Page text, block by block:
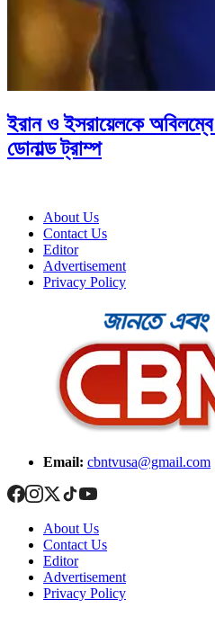
ইরান ও ইসরায়েলকে
ডোনাল্ড ট্রাম্প
About Us
Contact Us
Editor
Advertisement
Privacy Policy
Email: cbntvusa@gmail.com
About Us
Contact Us
Editor
Advertisement
Privacy Policy